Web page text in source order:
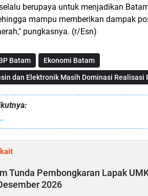
berupaya untuk menjadikan
mampu memberikan dampak
pungkasnya. (r/Esn)
Batam Ekonomi Batam
dan Elektronik Masih Dominasi Realisasi
Tunda Pembongkaran Lapak
2026